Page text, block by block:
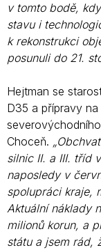
v tomto bodě,
stavu i
k rekonstrukci
posunuli do 21.
Hejtman se
D35 a přípravy
Choceň.
silnic II. a III. tříd
naposledy v
spolupráci kraje,
Aktuální náklady
milionů korun, a
státu a jsem rád,